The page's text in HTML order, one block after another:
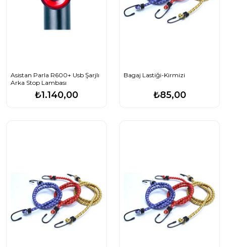
Asistan Parla R600+ Usb Şarjlı
Arka Stop Lambası
₺1.140,00
Bagaj Lastiği-Kirmizi
₺85,00